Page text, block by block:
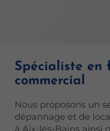
Spécialiste
commercial
Nous proposons un
dépannage et de